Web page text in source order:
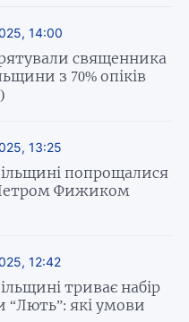
14:00
священника
з 70% опіків
13:25
попрощалися
Фижиком
12:42
триває набір
“Лють”: які умови